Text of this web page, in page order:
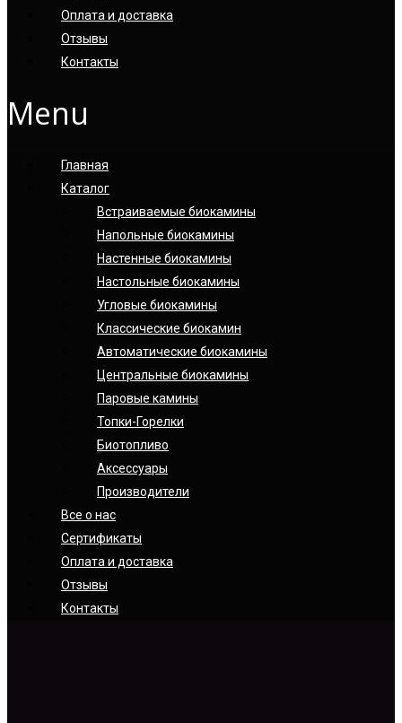
Оплата и доставка
Отзывы
Контакты
Menu
Главная
Каталог
Встраиваемые биокамины
Напольные биокамины
Настенные биокамины
Настoльные биокамины
Угловые биокамины
Классические биокамин
Автоматические биокамины
Центральные биокамины
Паровые камины
Топки-Горелки
Биотопливо
Аксессуары
Производители
Все о нас
Сертификаты
Оплата и доставка
Отзывы
Контакты